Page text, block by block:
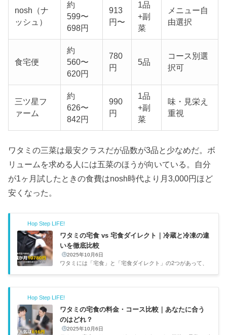
nosh（ナ
ッシュ）
約
599〜
698円
913
円〜
1品
+副
菜
メニュー自
由選択
食宅便
約
560〜
620円
780
円
5品
コース別選
択可
三ツ星フ
ァーム
約
626〜
842円
990
円
1品
+副
菜
味・見栄え
重視
ワタミの三菜は最安クラスだが品数が3品と少なめだ。ボ
リュームを求める人には五菜のほうが向いている。自分
が1ヶ月試したときの食費はnosh時代より月3,000円ほど
安くなった。
Hop Step LIFE!
ワタミの宅食 vs 宅食ダイレクト｜冷蔵と冷凍の違
いを徹底比較
2025年10月6日
ワタミには「宅食」と「宅食ダイレクト」の2つがあって、
食（冷蔵）宅食ダイレクト（冷凍）配達方式自社スタッフが
毎日配達（見守り付き）ヤマト運輸クール便（時間指定可）
配達頻度月〜金の週5日7食・10食をまとめて1食あたり49
0〜720円390〜490円送料無料800円〜（定期は無料）配達エ
リア限定（約500営業所）全国OKメニュー日替わり（6コー
スから選択）好きなタイミングで食べられる賞味期限当日〜
Hop Step LIFE!
ワタミの宅食の料金・コース比較｜あなたに合う
のはどれ？
2025年10月6日